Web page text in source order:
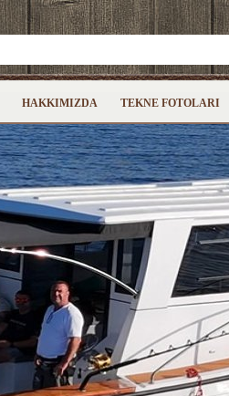
HAKKIMIZDA TEKNE FOTOLARI